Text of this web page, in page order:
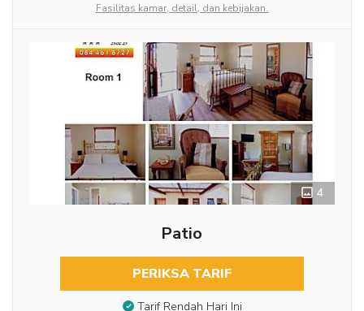
Fasilitas kamar, detail, dan kebijakan.
4
Patio
PERIKSA TARIF
Tarif Rendah Hari Ini